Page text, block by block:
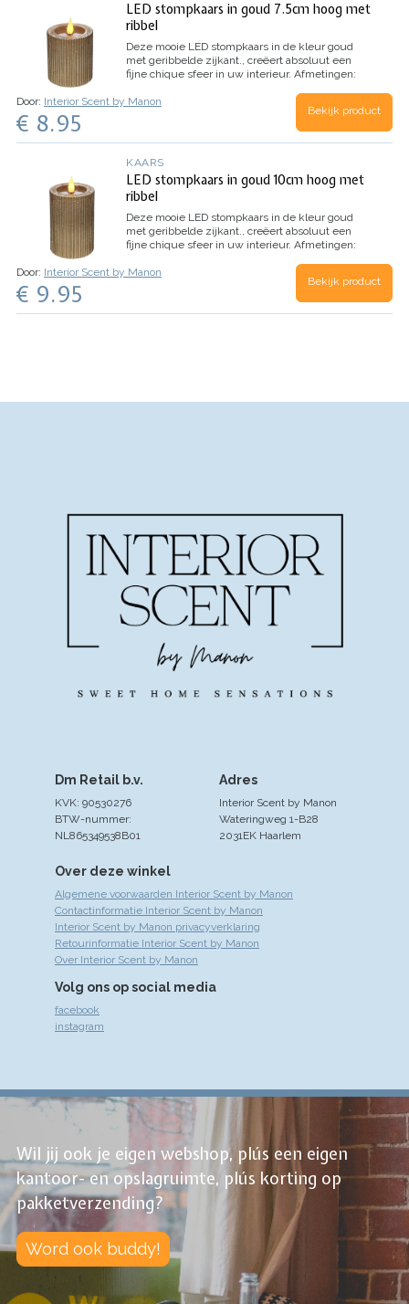
LED stompkaars in goud 7.5cm hoog met
ribbel
Deze mooie LED stompkaars in de kleur goud
met geribbelde zijkant., creëert absoluut een
fijne chique sfeer in uw interieur. Afmetingen:
Door: Interior Scent by Manon
€ 8.95 Bekijk product
KAARS
LED stompkaars in goud 10cm hoog met
ribbel
Deze mooie LED stompkaars in de kleur goud
met geribbelde zijkant., creëert absoluut een
fijne chique sfeer in uw interieur. Afmetingen:
Door: Interior Scent by Manon
€ 9.95 Bekijk product
Over deze winkel
Algemene voorwaarden Interior Scent by Manon
Contactinformatie Interior Scent by Manon
Interior Scent by Manon privacyverklaring
Retourinformatie Interior Scent by Manon
Over Interior Scent by Manon
Volg ons op social media
facebook
instagram
Adres
Interior Scent by Manon
Wateringweg 1-B28
2031EK Haarlem
Dm Retail b.v.
KVK: 90530276
BTW-nummer:
NL865349538B01
Wil jij ook je eigen webshop, plús een eigen
kantoor- en opslagruimte, plús korting op
pakketverzending?
Word ook buddy!